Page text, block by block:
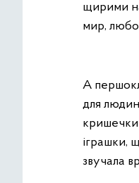
щирими
мир,
А
для
кришечки
іграшки,
звучала